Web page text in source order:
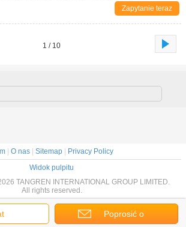
Zapytanie teraz
1 / 10
Poprosić o
O nas Sitemap
Privacy Policy
Widok pulpitu
TANGREN INTERNATIONAL GROUP LIMITED.
All rights reserved.